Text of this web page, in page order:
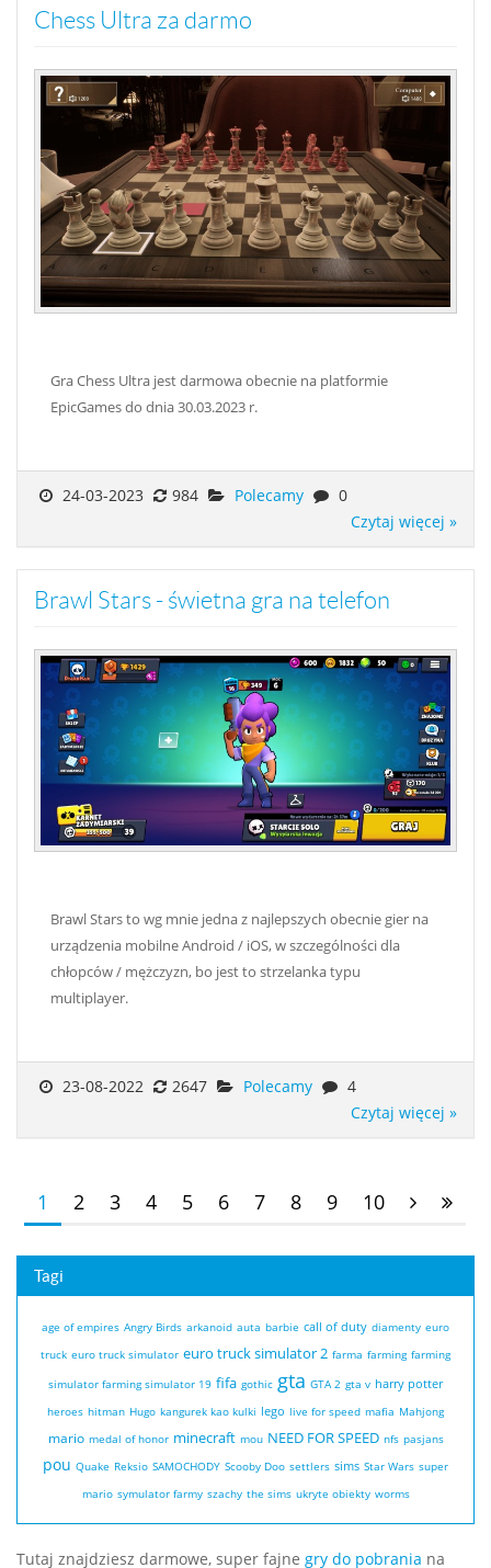
Chess Ultra za darmo
Gra Chess Ultra jest darmowa obecnie na platformie
EpicGames do dnia 30.03.2023 r.
24-03-2023 984 Polecamy
0
Czytaj więcej »
Brawl Stars - świetna gra na telefon
Brawl Stars to wg mnie jedna z najlepszych obecnie gier na
urządzenia mobilne Android / iOS, w szczególności dla
chłopców / mężczyzn, bo jest to strzelanka typu
multiplayer.
23-08-2022 2647 Polecamy
4
Czytaj więcej »
1 2 3 4 5 6 7 8 9 10
Tagi
age of empires Angry Birds arkanoid auta barbie call of duty diamenty euro
truck euro truck simulator euro truck simulator 2 farma farming farming
simulator farming simulator 19 fifa gothic gta GTA 2 gta v harry potter
heroes hitman Hugo kangurek kao kulki lego live for speed mafia Mahjong
mario medal of honor minecraft mou NEED FOR SPEED nfs pasjans
pou Quake Reksio SAMOCHODY Scooby Doo settlers sims Star Wars super
mario symulator farmy szachy the sims ukryte obiekty worms
Tutaj znajdziesz darmowe, super fajne gry do pobrania na